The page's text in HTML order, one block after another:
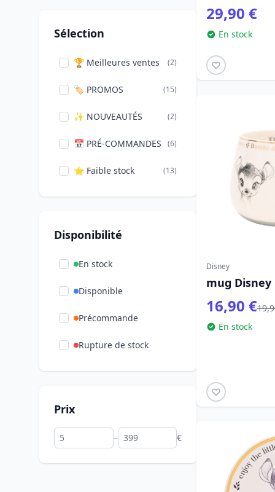
Sélection
🏆 Meilleures ventes (2)
🏷️ PROMOS (15)
✨ NOUVEAUTÉS (2)
📅 PRÉ-COMMANDES (6)
⭐ Faible stock (13)
Disponibilité
En stock
Disponible
Précommande
Rupture de stock
Prix
– €
29,90 €
En stock
Disney
mug Disney
16,90 €
En stock